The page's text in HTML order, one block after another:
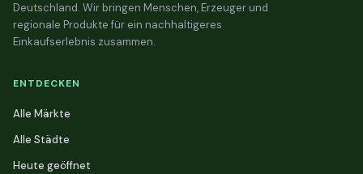
Deutschland. Wir bringen Menschen, Erzeuger und
regionale Produkte für ein nachhaltigeres
Einkaufserlebnis zusammen.
ENTDECKEN
Alle Märkte
Alle Städte
Heute geöffnet